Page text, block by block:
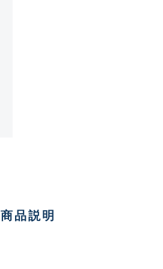
かなり使用感があり、全体
商品説明